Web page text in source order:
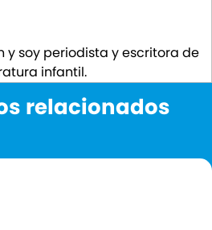
y soy periodista y escritora de
infantil.
relacionados